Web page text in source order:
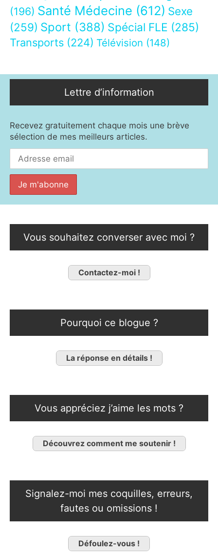
(196) Santé Médecine (612) Sexe
(259) Sport (388) Spécial FLE (285)
Transports (224) Télévision (148)
Lettre d’information
Recevez gratuitement chaque mois une brève
sélection de mes meilleurs articles.
Vous souhaitez converser avec moi ?
Contactez-moi !
Pourquoi ce blogue ?
La réponse en détails !
Vous appréciez j’aime les mots ?
Découvrez comment me soutenir !
Signalez-moi mes coquilles, erreurs,
fautes ou omissions !
Défoulez-vous !